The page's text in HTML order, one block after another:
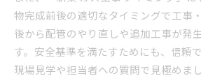
物完成前後の適切なタイミングで工事
後から配管のやり直しや追加工事が発
す。安全基準を満たすためにも、信頼
現場見学や担当者への質問で見極めまし